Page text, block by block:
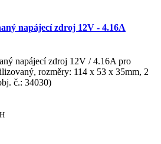
napájecí zdroj 12V - 4.16A
napájecí zdroj 12V / 4.16A pro
rozměry: 114 x 53 x 35mm, 2
č.: 34030)